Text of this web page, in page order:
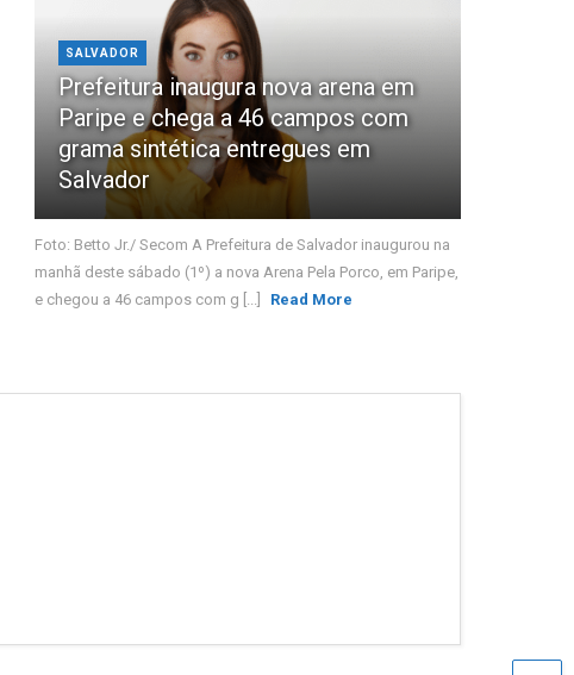
SALVADOR
Prefeitura inaugura nova arena em
Paripe e chega a 46 campos com
grama sintética entregues em
Salvador
Foto: Betto Jr./ Secom A Prefeitura de Salvador inaugurou na
manhã deste sábado (1º) a nova Arena Pela Porco, em Paripe,
e chegou a 46 campos com g [...]
Read More